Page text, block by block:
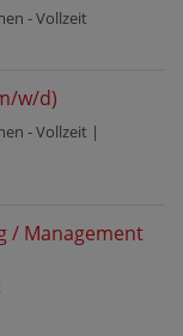
-Vollzeit
w/d)
-Vollzeit |
/ Management